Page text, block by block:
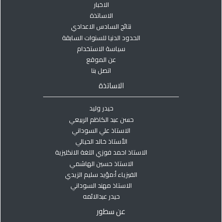
الاخبار
الاساتذة
نتائج السادس الاعدادي
الحدود الدنيا للسنوات السابقة
سياسة الاستخدام
عن الموقع
اتصل بنا
الاساتذة
حيدر وليد
حسن عبد الكاظم الربيعي
الاستاذ علي السوداني
الأستاذ خالد الحيالي
الاستاذ احمد فوزي اللغة الانكليزية
الاستاذ حسين الهاشمي
الفيزياء أ:مؤيد سليم الزيدي
الاستاذ مهند السوداني
حيدر عبدالائمه
عن سطور